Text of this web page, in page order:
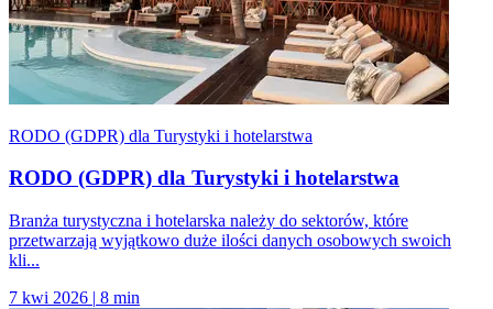
RODO (GDPR) dla Turystyki i hotelarstwa
RODO (GDPR) dla Turystyki i hotelarstwa
Branża turystyczna i hotelarska należy do sektorów, które
przetwarzają wyjątkowo duże ilości danych osobowych swoich
kli...
7 kwi 2026 | 8 min